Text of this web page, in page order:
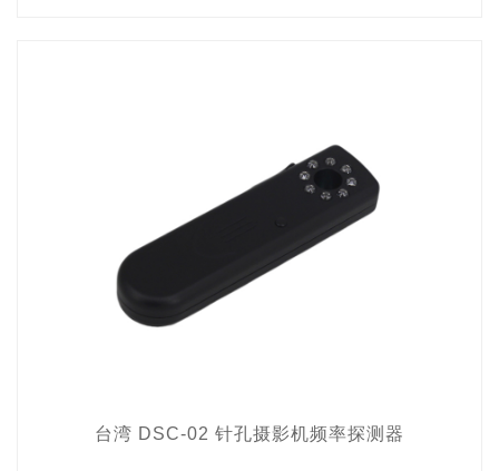
台湾 DSC-02 针孔摄影机频率探测器